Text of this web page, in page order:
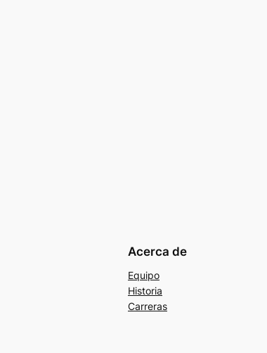
Acerca de
Equipo
Historia
Carreras